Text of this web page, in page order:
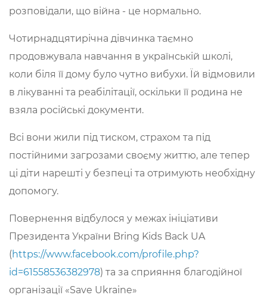
розповідали, що війна - це нормально.
Чотирнадцятирічна дівчинка таємно
продовжувала навчання в українській школі,
коли біля її дому було чутно вибухи. Їй відмовили
в лікуванні та реабілітації, оскільки її родина не
взяла російські документи.
Всі вони жили під тиском, страхом та під
постійними загрозами своєму життю, але тепер
ці діти нарешті у безпеці та отримують необхідну
допомогу.
Повернення відбулося у межах ініціативи
Президента України Bring Kids Back UA
(https://www.facebook.com/profile.php?
id=61558536382978) та за сприяння благодійної
організації «Save Ukraine»